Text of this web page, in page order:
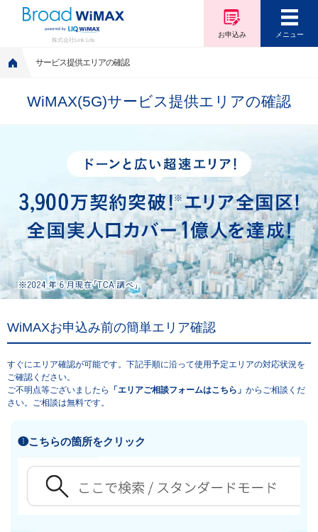
株式会社Link Life
メニュー
お申込み
サービス提供エリアの確認
WiMAX(5G)サービス提供エリアの確認
WiMAXお申込み前の簡単エリア確認
すぐにエリア確認が可能です。下記手順に沿って使用予定エリアの対応状況を
ご確認ください。
ご不明点等ございましたら
「エリアご相談フォームはこちら」 からご相談くだ
さい。ご相談は無料です。
❶こちらの箇所をクリック